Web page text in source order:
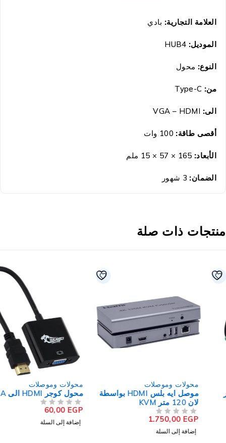
العلامة التجارية: بادي
الموديل:HUB4
النوع: محول
من: Type-C
الى: VGA – HDMI
أقصى طاقة:100 وات
الأبعاد: 165 × 57 × 15 ملم
الضمان:3 شهور
ذات صلة
محولات وموصلات
موصل ايه بلس HDMI بواسطة
لان 120 متر KVM
CAT5E/6E/7(UTP/FTP)
1.750,00
إضافة إلى السلة
محولات وموصلات
محول كوجر HDMI الى VGA
60,00
إضافة إلى السلة